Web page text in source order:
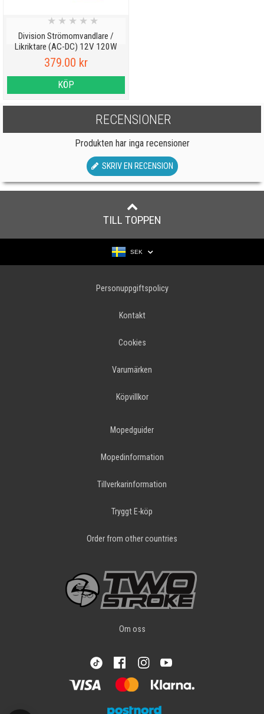
Division Strömomvandlare /
Likriktare (AC-DC) 12V 120W
★ ★ ★ ★ ★
379.00 kr
KÖP
RECENSIONER
Produkten har inga recensioner
SKRIV EN RECENSION
TILL TOPPEN
SEK
Personuppgiftspolicy
Kontakt
Cookies
Varumärken
Köpvillkor
Mopedguider
Mopedinformation
Tillverkarinformation
Tryggt E-köp
Order from other countries
Om oss